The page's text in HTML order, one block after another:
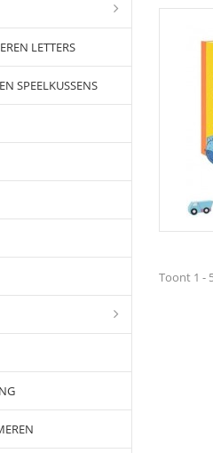
LETTERS
SPEELKUSSENS
Toont 1 -